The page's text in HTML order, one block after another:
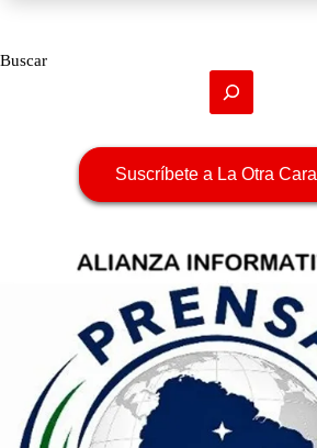
Buscar
Suscríbete a La Otra Cara